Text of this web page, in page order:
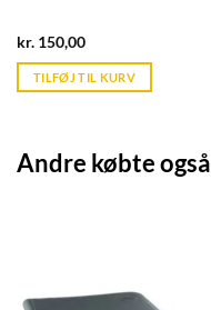
kr. 150,00Current
is:
kr. 39,95.
TILFØJ TIL KURV
Andre købte også